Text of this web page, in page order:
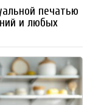
печатью
и любых